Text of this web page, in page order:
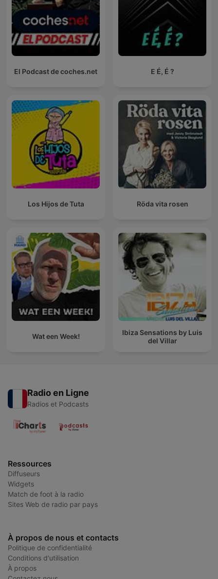
El Podcast de coches.net E É, É ?
Los Hijos de Tuta Röda vita rosen
Wat een Week!
Ibiza Sensations by Luis
del Villar
Radio en Ligne
Radios et Podcasts
Ressources
Diffuseurs
Widgets
Match de foot à la radio
Sites Web de radio par pays
À propos de nous et contacts
Politique de confidentialité
Conditions d'utilisation
À propos